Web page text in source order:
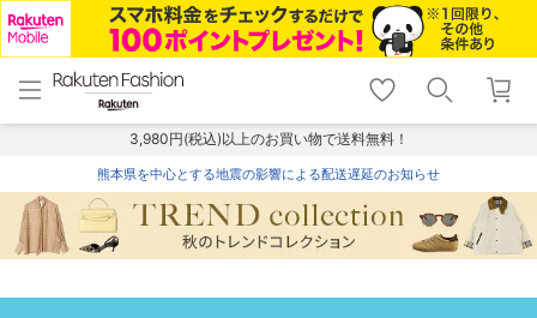
menu home
トップ
shopping_cart lock_outline
ログイン
3,980円(税込)以上のお買い物で送料無料！
熊本県を中心とする地震の影響による配送遅延のお知らせ